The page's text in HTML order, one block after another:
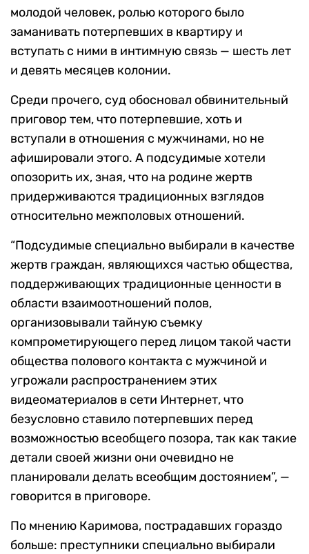
молодой человек, ролью которого было
заманивать потерпевших в квартиру и
вступать с ними в интимную связь — шесть лет
и девять месяцев колонии.
Среди прочего, суд обосновал обвинительный
приговор тем, что потерпевшие, хоть и
вступали в отношения с мужчинами, но не
афишировали этого. А подсудимые хотели
опозорить их, зная, что на родине жертв
придерживаются традиционных взглядов
относительно межполовых отношений.
“Подсудимые специально выбирали в качестве
жертв граждан, являющихся частью общества,
поддерживающих традиционные ценности в
области взаимоотношений полов,
организовывали тайную съемку
компрометирующего перед лицом такой части
общества полового контакта с мужчиной и
угрожали распространением этих
видеоматериалов в сети Интернет, что
безусловно ставило потерпевших перед
возможностью всеобщего позора, так как такие
детали своей жизни они очевидно не
планировали делать всеобщим достоянием”, —
говорится в приговоре.
По мнению Каримова, пострадавших гораздо
больше: преступники специально выбирали